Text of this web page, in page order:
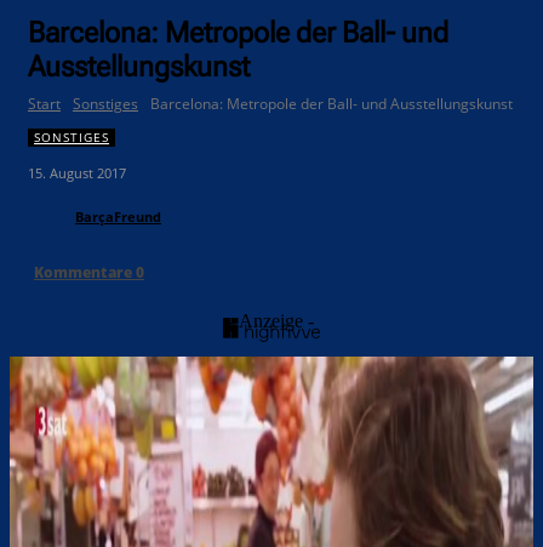
Barcelona: Metropole der Ball- und
Ausstellungskunst
Start Sonstiges Barcelona: Metropole der Ball- und Ausstellungskunst
SONSTIGES
15. August 2017
BarçaFreund
Kommentare0
- Anzeige -